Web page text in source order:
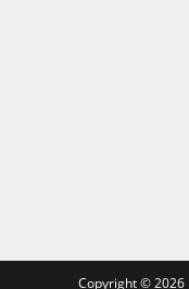
Copyright © 2026